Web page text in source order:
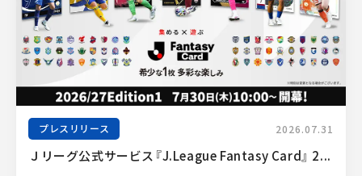
プレスリリース 2026.07.31
Ｊリーグ公式サービス『J.League Fantasy Card』 2...